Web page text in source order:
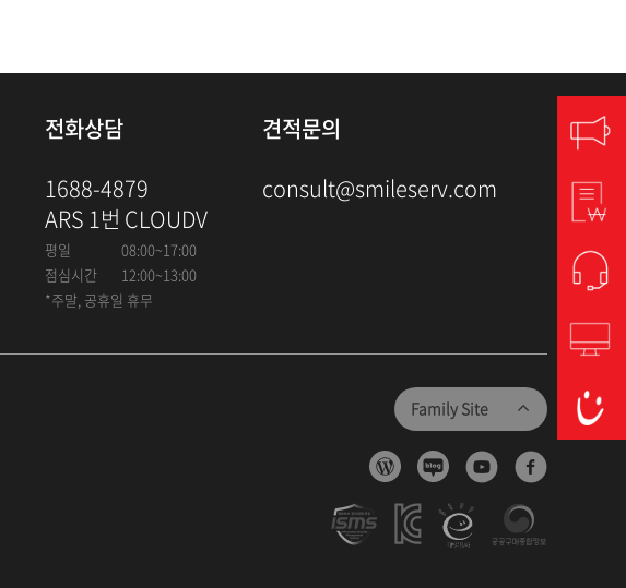
전화상담
1688-4879
ARS 1번 CLOUDV
평일
08:00~17:00
점심시간
12:00~13:00
*주말, 공휴일 휴무
견적문의
consult@smileserv.com
Family Site